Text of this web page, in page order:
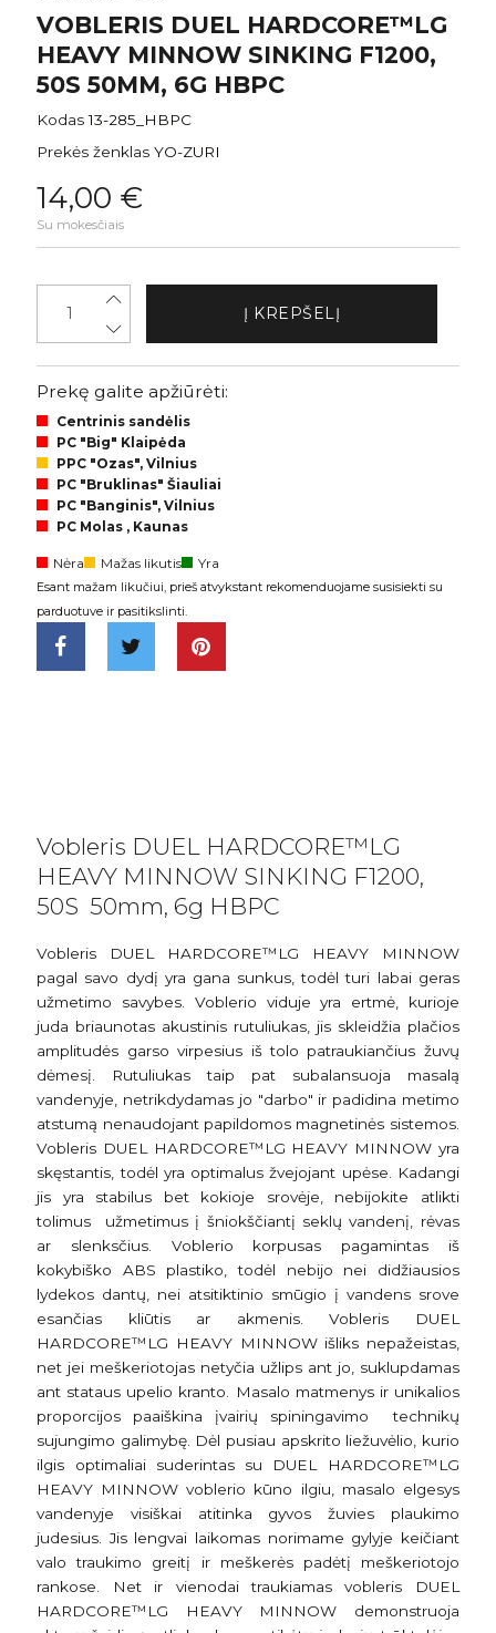
VOBLERIS DUEL HARDCORE™LG
HEAVY MINNOW SINKING F1200,
50S 50MM, 6G HBPC
Kodas 13-285_HBPC
Prekės ženklas YO-ZURI
14,00 €
Su mokesčiais
Į KREPŠELĮ
Prekę galite apžiūrėti:
Centrinis sandėlis
PC "Big" Klaipėda
PPC "Ozas", Vilnius
PC "Bruklinas" Šiauliai
PC "Banginis", Vilnius
PC Molas , Kaunas
Nėra Mažas likutis Yra
Esant mažam likučiui, prieš atvykstant rekomenduojame susisiekti su
parduotuve ir pasitikslinti.
Vobleris DUEL HARDCORE™LG
HEAVY MINNOW SINKING F1200,
50S 50mm, 6g HBPC
Vobleris DUEL HARDCORE™LG HEAVY MINNOW
pagal savo dydį yra gana sunkus, todėl turi labai geras
užmetimo savybes. Voblerio viduje yra ertmė, kurioje
juda briaunotas akustinis rutuliukas, jis skleidžia plačios
amplitudės garso virpesius iš tolo patraukiančius žuvų
dėmesį. Rutuliukas taip pat subalansuoja masalą
vandenyje, netrikdydamas jo "darbo" ir padidina metimo
atstumą nenaudojant papildomos magnetinės sistemos.
Vobleris DUEL HARDCORE™LG HEAVY MINNOW yra
skęstantis, todėl yra optimalus žvejojant upėse. Kadangi
jis yra stabilus bet kokioje srovėje, nebijokite atlikti
tolimus užmetimus į šniokščiantį seklų vandenį, rėvas
ar slenksčius. Voblerio korpusas pagamintas iš
kokybiško ABS plastiko, todėl nebijo nei didžiausios
lydekos dantų, nei atsitiktinio smūgio į vandens srove
esančias kliūtis ar akmenis. Vobleris DUEL
HARDCORE™LG HEAVY MINNOW išliks nepažeistas,
net jei meškeriotojas netyčia užlips ant jo, suklupdamas
ant stataus upelio kranto. Masalo matmenys ir unikalios
proporcijos paaiškina įvairių spiningavimo technikų
sujungimo galimybę. Dėl pusiau apskrito liežuvėlio, kurio
ilgis optimaliai suderintas su DUEL HARDCORE™LG
HEAVY MINNOW voblerio kūno ilgiu, masalo elgesys
vandenyje visiškai atitinka gyvos žuvies plaukimo
judesius. Jis lengvai laikomas norimame gylyje keičiant
valo traukimo greitį ir meškerės padėtį meškeriotojo
rankose. Net ir vienodai traukiamas vobleris DUEL
HARDCORE™LG HEAVY MINNOW demonstruoja